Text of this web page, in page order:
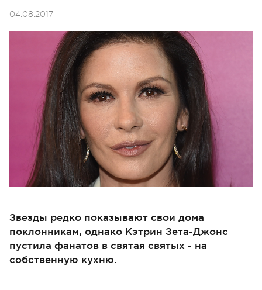
04.08.2017
Звезды редко показывают свои дома
поклонникам, однако Кэтрин Зета-Джонс
пустила фанатов в святая святых - на
собственную кухню.